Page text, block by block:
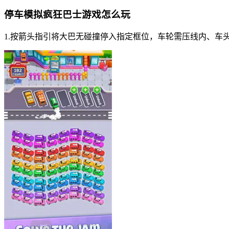
停车模拟疯狂巴士游戏怎么玩
1.按箭头指引将大巴无碰撞停入指定框位，车轮需压线内、车